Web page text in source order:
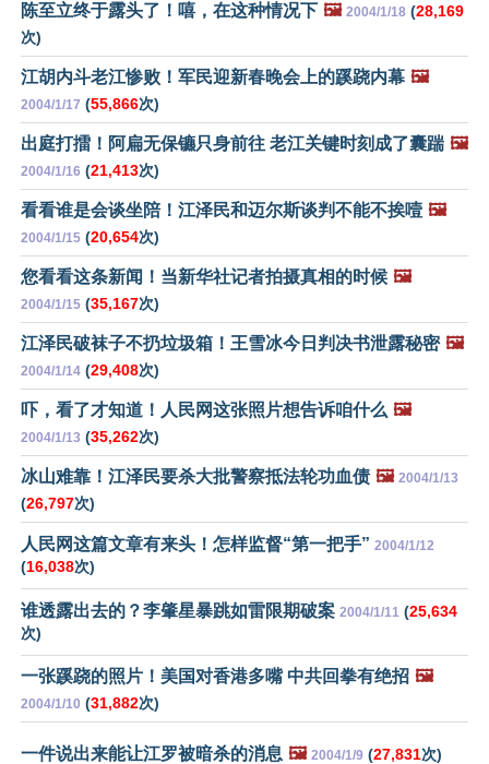
陈至立终于露头了！嘻，在这种情况下 🖼️ 2004/1/18 (28,169
次)
江胡内斗老江惨败！军民迎新春晚会上的蹊跷内幕 🖼️
2004/1/17 (55,866次)
出庭打擂！阿扁无保镳只身前往 老江关键时刻成了囊踹 🖼️
2004/1/16 (21,413次)
看看谁是会谈坐陪！江泽民和迈尔斯谈判不能不挨噎 🖼️
2004/1/15 (20,654次)
您看看这条新闻！当新华社记者拍摄真相的时候 🖼️
2004/1/15 (35,167次)
江泽民破袜子不扔垃圾箱！王雪冰今日判决书泄露秘密 🖼️
2004/1/14 (29,408次)
吓，看了才知道！人民网这张照片想告诉咱什么 🖼️
2004/1/13 (35,262次)
冰山难靠！江泽民要杀大批警察抵法轮功血债 🖼️ 2004/1/13
(26,797次)
人民网这篇文章有来头！怎样监督“第一把手” 2004/1/12
(16,038次)
谁透露出去的？李肇星暴跳如雷限期破案 2004/1/11 (25,634
次)
一张蹊跷的照片！美国对香港多嘴 中共回拳有绝招 🖼️
2004/1/10 (31,882次)
一件说出来能让江罗被暗杀的消息 🖼️ 2004/1/9 (27,831次)